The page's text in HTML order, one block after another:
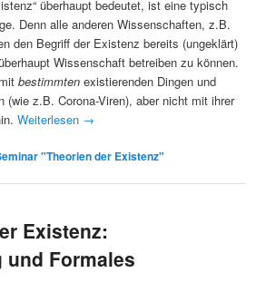
überhaupt bedeutet, ist eine typisch
Denn alle anderen Wissenschaften, z.B.
den Begriff der Existenz bereits (ungeklärt)
Wissenschaft betreiben zu können.
bestimmten existierenden Dingen und
(wie z.B. Corona-Viren), aber nicht mit ihrer
Weiterlesen →
"Theorien der Existenz"
Existenz:
und Formales